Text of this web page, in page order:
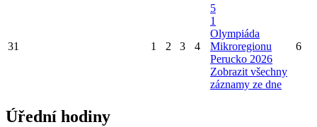
31 1 2 3 4
5
1
Olympiáda
Mikroregionu
Perucko 2026
Zobrazit všechny
záznamy ze dne
6
Úřední hodiny